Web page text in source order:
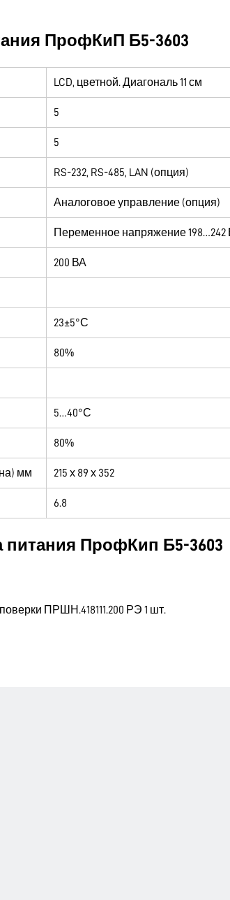
ПрофКиП Б5-3603
LCD, цветной. Диагональ 11 см
5
5
RS-232, RS-485, LAN (опция)
Аналоговое управление (опция)
Переменное напряжение 198…242
200 ВА
23±5°С
80%
5…40°С
80%
мм 215 х 89 х 352
6.8
питания ПрофКип Б5-3603
ПРШН.418111.200 РЭ 1 шт.